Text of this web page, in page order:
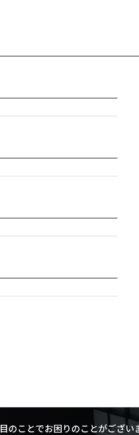
目のことでお困りのことがござい